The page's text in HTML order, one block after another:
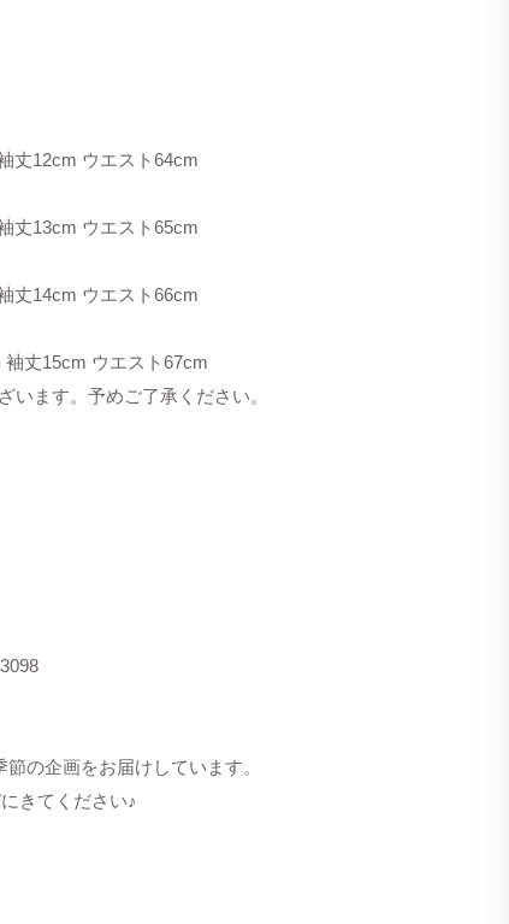
丈12cm ウエスト64cm
丈13cm ウエスト65cm
丈14cm ウエスト66cm
丈15cm ウエスト67cm
ます。予めご了承ください。
の企画をお届けしています。
きてください♪